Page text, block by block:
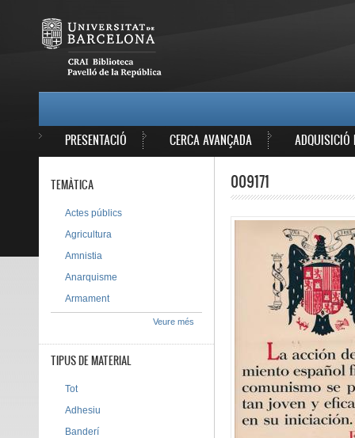
PRESENTACIÓ CERCA AVANÇADA ADQUISICIÓ
009171
TEMÀTICA
Actes públics
Agricultura
Amnistia
Anarquisme
Armament
Veure més
TIPUS DE MATERIAL
Tot
Adhesiu
Banderí